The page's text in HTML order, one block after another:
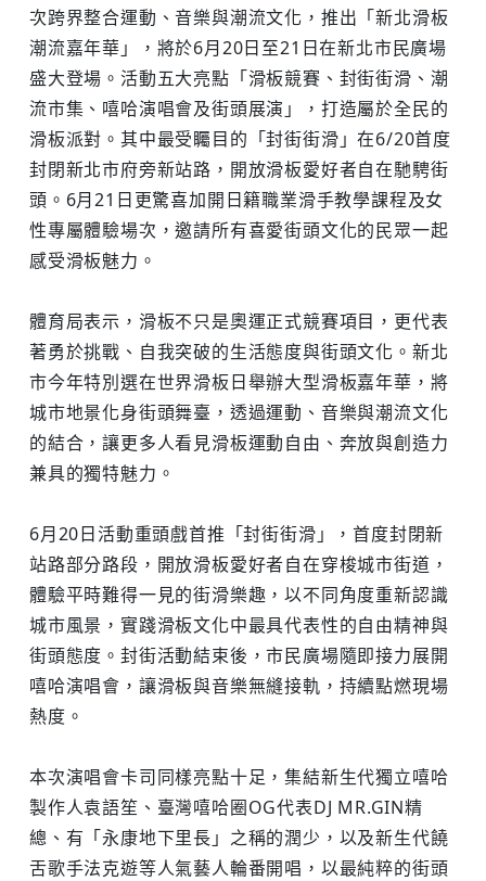
次跨界整合運動、音樂與潮流文化，推出「新北滑板
潮流嘉年華」，將於6月20日至21日在新北市民廣場
盛大登場。活動五大亮點「滑板競賽、封街街滑、潮
流市集、嘻哈演唱會及街頭展演」，打造屬於全民的
滑板派對。其中最受矚目的「封街街滑」在6/20首度
封閉新北市府旁新站路，開放滑板愛好者自在馳騁街
頭。6月21日更驚喜加開日籍職業滑手教學課程及女
性專屬體驗場次，邀請所有喜愛街頭文化的民眾一起
感受滑板魅力。
體育局表示，滑板不只是奧運正式競賽項目，更代表
著勇於挑戰、自我突破的生活態度與街頭文化。新北
市今年特別選在世界滑板日舉辦大型滑板嘉年華，將
城市地景化身街頭舞臺，透過運動、音樂與潮流文化
的結合，讓更多人看見滑板運動自由、奔放與創造力
兼具的獨特魅力。
6月20日活動重頭戲首推「封街街滑」，首度封閉新
站路部分路段，開放滑板愛好者自在穿梭城市街道，
體驗平時難得一見的街滑樂趣，以不同角度重新認識
城市風景，實踐滑板文化中最具代表性的自由精神與
街頭態度。封街活動結束後，市民廣場隨即接力展開
嘻哈演唱會，讓滑板與音樂無縫接軌，持續點燃現場
熱度。
本次演唱會卡司同樣亮點十足，集結新生代獨立嘻哈
製作人袁語笙、臺灣嘻哈圈OG代表DJ MR.GIN精
總、有「永康地下里長」之稱的潤少，以及新生代饒
舌歌手法克遊等人氣藝人輪番開唱，以最純粹的街頭